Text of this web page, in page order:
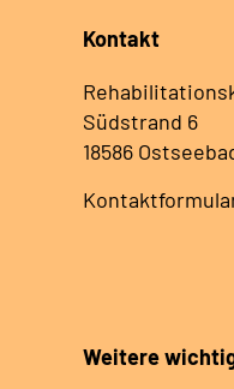
Kontakt
Südstrand 6
18586
Weitere